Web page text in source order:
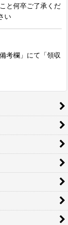
と何卒ご了承くだ
い
考欄」にて「領収